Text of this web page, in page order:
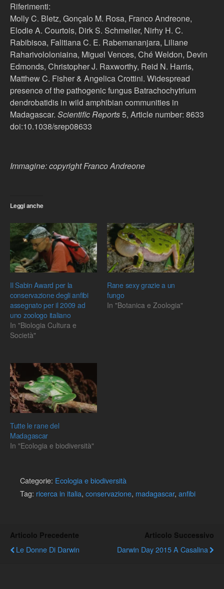
Riferimenti:
Molly C. Bletz, Gonçalo M. Rosa, Franco Andreone,
Elodie A. Courtois, Dirk S. Schmeller, Nirhy H. C.
Rabibisoa, Falitiana C. E. Rabemananjara, Liliane
Raharivololoniaina, Miguel Vences, Ché Weldon, Devin
Edmonds, Christopher J. Raxworthy, Reid N. Harris,
Matthew C. Fisher & Angelica Crottini. Widespread
presence of the pathogenic fungus Batrachochytrium
dendrobatidis in wild amphibian communities in
Madagascar. Scientific Reports5, Article number: 8633
doi:10.1038/srep08633
Immagine: copyright Franco Andreone
Leggi anche
Il Sabin Award per la
conservazione degli anfibi
assegnato per il 2009 ad
uno zoologo italiano
In "Biologia Cultura e
Società"
Rane sexy grazie a un
fungo
In "Botanica e Zoologia"
Tutte le rane del
Madagascar
In "Ecologia e biodiversità"
Categorie: Ecologia e biodiversità
Tag: ricerca in italia, conservazione, madagascar, anfibi
Articolo Precedente
Le Donne Di Darwin
Articolo Successivo
Darwin Day 2015 A Casalina